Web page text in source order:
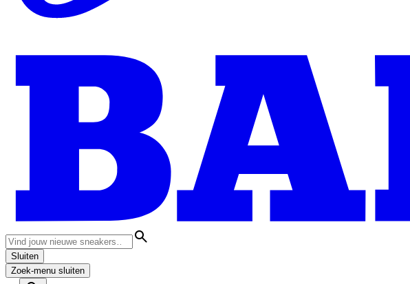
Sluiten
Zoek-menu sluiten